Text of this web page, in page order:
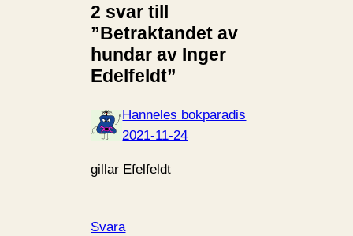
2 svar till
”Betraktandet av
hundar av Inger
Edelfeldt”
Hanneles bokparadis
2021-11-24
gillar Efelfeldt
Svara